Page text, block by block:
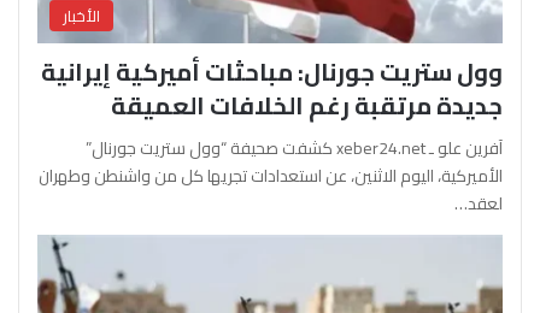
الأخبار
وول ستريت جورنال: مباحثات أميركية إيرانية
جديدة مرتقبة رغم الخلافات العميقة
آفرين علو ـ xeber24.net كشفت صحيفة “وول ستريت جورنال”
الأميركية، اليوم الاثنين، عن استعدادات تجريها كل من واشنطن وطهران
لعقد…